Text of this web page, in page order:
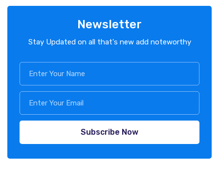
Newsletter
Stay Updated on all that's new add noteworthy
Subscribe Now